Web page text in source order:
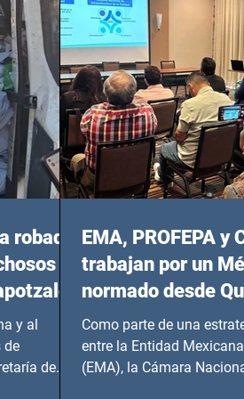
20:00 horas.
robada
y al
de
de
EMA, PROFEPA y
trabajan por un
normado desde
Hidalgo y BCS
Como parte de una
entre la Entidad Mexicana
(EMA), la Cámara